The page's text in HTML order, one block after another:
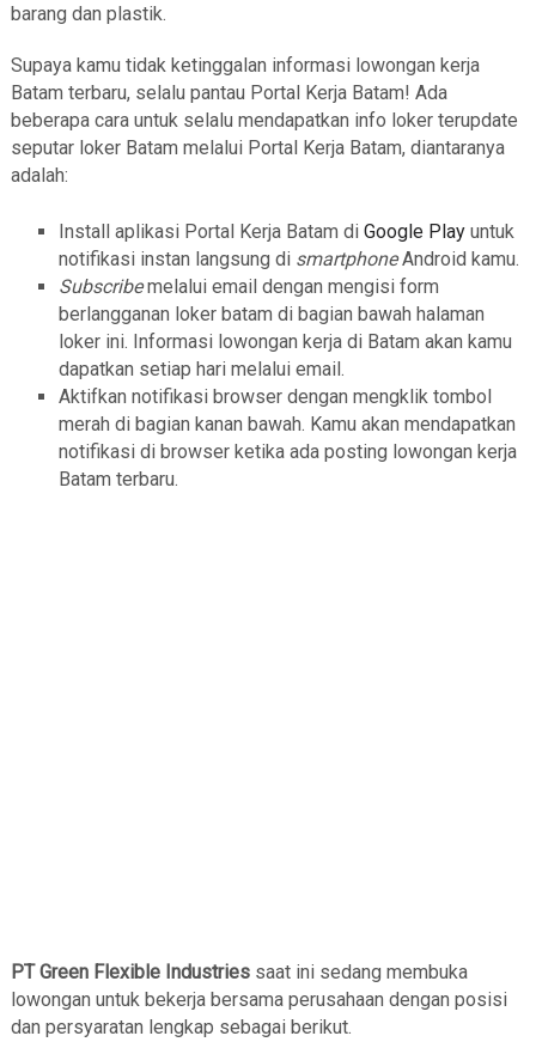
barang dan plastik.
Supaya kamu tidak ketinggalan informasi lowongan kerja
Batam terbaru, selalu pantau Portal Kerja Batam! Ada
beberapa cara untuk selalu mendapatkan info loker terupdate
seputar loker Batam melalui Portal Kerja Batam, diantaranya
adalah:
Install aplikasi Portal Kerja Batam di Google Playuntuk
notifikasi instan langsung di smartphoneAndroid kamu.
Subscribemelalui email dengan mengisi form
berlangganan loker batam di bagian bawah halaman
loker ini. Informasi lowongan kerja di Batam akan kamu
dapatkan setiap hari melalui email.
Aktifkan notifikasi browser dengan mengklik tombol
merah di bagian kanan bawah. Kamu akan mendapatkan
notifikasi di browser ketika ada posting lowongan kerja
Batam terbaru.
PT Green Flexible Industriessaat ini sedang membuka
lowongan untuk bekerja bersama perusahaan dengan posisi
dan persyaratan lengkap sebagai berikut.